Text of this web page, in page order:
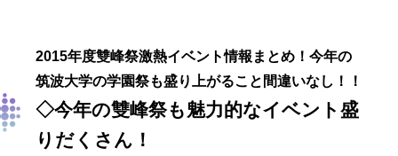
2015年度雙峰祭激熱イベント情報まとめ！今年の
筑波大学の学園祭も盛り上がること間違いなし！！
◇今年の雙峰祭も魅力的なイベント盛
りだくさん！